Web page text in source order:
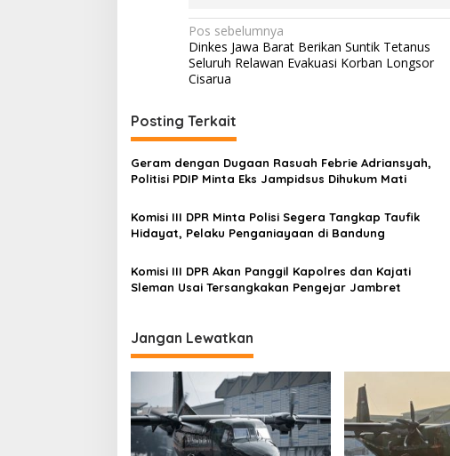
N
a
v
i
g
a
s
i
p
s
Pos sebelumnya
Dinkes Jawa Barat Berikan Suntik Tetanus
Seluruh Relawan Evakuasi Korban Longsor
Cisarua
Posting Terkait
Geram dengan Dugaan Rasuah Febrie Adriansyah,
Politisi PDIP Minta Eks Jampidsus Dihukum Mati
Komisi III DPR Minta Polisi Segera Tangkap Taufik
Hidayat, Pelaku Penganiayaan di Bandung
Komisi III DPR Akan Panggil Kapolres dan Kajati
Sleman Usai Tersangkakan Pengejar Jambret
Jangan Lewatkan